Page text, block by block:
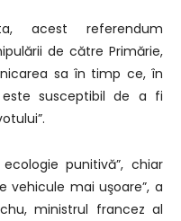
acest referendum
de către Primărie,
sa în timp ce, în
susceptibil de a fi
punitivă”, chiar
vehicule mai uşoare”, a
ministrul francez al